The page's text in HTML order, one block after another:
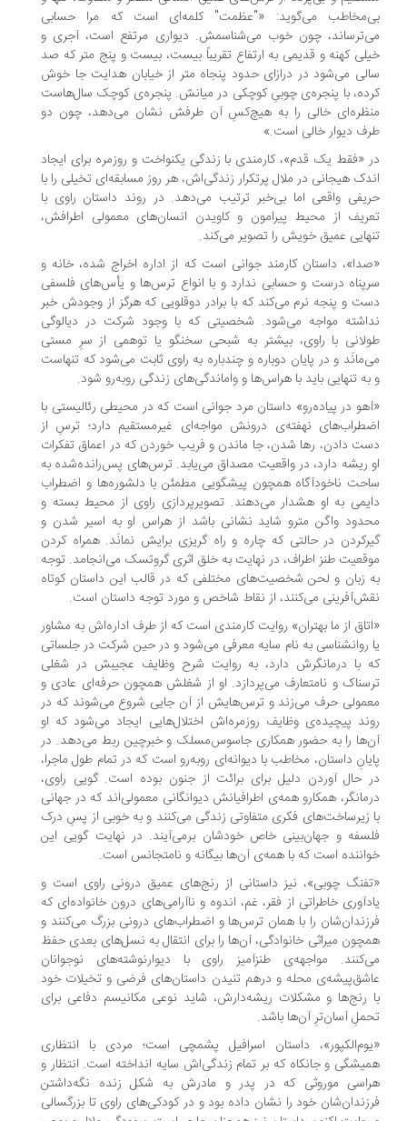
می‌گوید: «"عظمت" کلمه‌ای است که مرا حسابی
چون خوب می‌شناسمش. دیواری مرتفع است، آجری و
کهنه و قدیمی به ارتفاع تقریباً بیست، بیست و پنج متر که صد
می‌شود در درازای حدود پنجاه متر از خیابان هدایت جا خوش
با پنجره‌ی چوبیِ کوچکی در میانش. پنجره‌ی کوچک سال‌هاست
خالی را به هیچ‌کسِ آن طرفش نشان می‌دهد، چون دو
دیوار خالی است.»
«فقط یک قدم»، کارمندی با زندگی یکنواخت و روزمره برای ایجاد
هیجانی در ملال پرتکرار زندگی‌اش، هر روز مسابقه‌ای تخیلی را با
واقعی اما بی‌خبر ترتیب می‌دهد. در روند داستان راوی با
از محیط پیرامون و کاویدن انسان‌های معمولی اطرافش،
عمیق خویش را تصویر می‌کند.
داستان کارمند جوانی است که از اداره اخراج شده، خانه و
درست و حسابی ندارد و با انواع ترس‌ها و یأس‌های فلسفی
و پنجه نرم می‌کند که با برادر دوقلویی که هرگز از وجودش خبر
مواجه می‌شود. شخصیتی که با وجود شرکت در دیالوگی
با راوی، بیشتر به شبحی سخنگو یا توهمی از سرِ مستی
و در پایان دوباره و چندباره به راوی ثابت می‌شود که تنهاست
تنهایی باید با هراس‌ها و واماندگی‌های زندگی رو‌به‌رو شود.
در پیاده‌رو» داستان مرد جوانی است که در محیطی رئالیستی با
نهفته‌ی درونش مواجه‌ای غیرمستقیم دارد؛ ترسِ از
دادن، رها شدن، جا ماندن و فریب خوردن که در اعماق تفکرات
ریشه دارد، در واقعیت مصداق می‌یابد. ترس‌های پس‌رانده‌شده به
ناخودآگاه همچون پیشگویی مطمئن با دلشوره‌ها و اضطراب
به او هشدار می‌دهند. تصویرپردازی راوی از محیط بسته و
واگن مترو شاید نشانی باشد از هراس او به اسیر شدن و
در حالتی که چاره و راه گریزی برایش نمانَد. همراه کردن
طنز اطراف، در نهایت به خلق اثری گروتسک می‌انجامد. توجه
زبان و لحن شخصیت‌های مختلفی که در قالب این داستان کوتاه
می‌کنند، از نقاط شاخص و مورد توجه داستان است.
از ما بهتران» روایت کارمندی است که از طرف اداره‌اش به مشاور
روانشناسی به نام سایه معرفی می‌شود و در حین شرکت در جلساتی
با درمانگرش دارد، به روایت شرح وظایف عجیبش در شغلی
و نامتعارف می‌پردازد. او از شغلش همچون حرفه‌ای عادی و
حرف می‌زند و ترس‌هایش از آن جایی شروع می‌شوند که در
پیچیده‌ی وظایف روزمره‌اش اختلال‌هایی ایجاد می‌شود که او
را به حضور همکاری جاسوس‌مسلک و خبرچین ربط می‌دهد. در
داستان، مخاطب با دیوانه‌ای روبه‌رو است که در تمام طول ماجرا،
حال آوردن دلیل برای برائت از جنون بوده است. گویی راوی،
همکارو همه‌ی اطرافیانش دیوانگانی معمولی‌اند که در جهانی
زیرساخت‌های فکری متفاوتی زندگی می‌کنند و به خوبی از پسِ درک
و جهان‌بینی خاص خودشان برمی‌آیند. در نهایت گویی این
است که با همه‌ی آن‌ها بیگانه و نامتجانس است.
چوبی»، نیز داستانی از رنج‌های عمیق درونی راوی است و
خاطراتی از فقر، غم، اندوه و ناآرامی‌های درون خانواده‌ای که
را با همان ترس‌ها و اضطراب‌های درونی بزرگ می‌کنند و
میراثی خانوادگی، آن‌ها را برای انتقال به نسل‌های بعدی حفظ
مواجهه‌ی طنزآمیز راوی با دیوارنوشته‌های نوجوانان
محله و درهم تنیدن داستان‌های فرضی و تخیلات خود
رنج‌ها و مشکلات ریشه‌دارش، شاید نوعی مکانیسم دفاعی برای
آسان‌ترِ آن‌ها باشد.
داستان اسرافیل پشمچی است؛ مردی با انتظاری
و جانکاه که بر تمام زندگی‌اش سایه انداخته است. انتظار و
موروثی که در پدر و مادرش به شکل زنده نگه‌داشتن
خود را نشان داده بود و در کودکی‌های راوی تا بزرگسالی